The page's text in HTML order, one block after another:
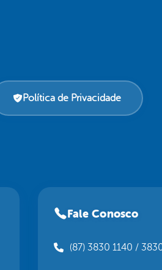
Política de Privacidade
Fale Conosco
(87) 3830 1140 /